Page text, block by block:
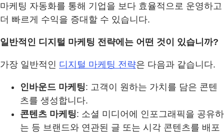
마케팅 자동화를 통해 기업을 보다 효율적으로 운영하고
더 빠르게 수익을 증대할 수 있습니다.
일반적인 디지털 마케팅 전략에는 어떤 것이 있습니까?
가장 일반적인 디지털 마케팅 전략은 다음과 같습니다.
인바운드 마케팅: 고객이 원하는 가치를 담은 콘텐
츠를 생성합니다.
콘텐츠 마케팅: 소셜 미디어에 인포그래픽을 공유하
는 등 브랜드와 연관된 글 또는 시각 콘텐츠를 배포